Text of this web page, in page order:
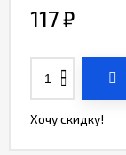
117₽
Хочу скидку!